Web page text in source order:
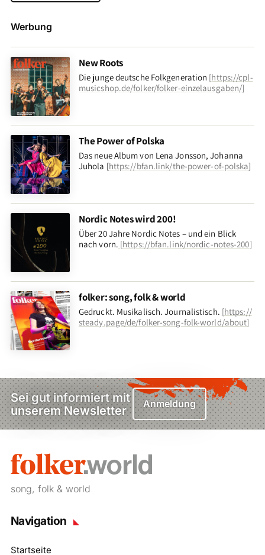
Werbung
New Roots
Die junge deutsche Folkgeneration [https://cpl-
musicshop.de/folker/folker-einzelausgaben/]
The Power of Polska
Das neue Album von Lena Jonsson, Johanna
Juhola [https://bfan.link/the-power-of-polska]
Nordic Notes wird 200!
Über 20 Jahre Nordic Notes – und ein Blick
nach vorn. [https://bfan.link/nordic-notes-200]
folker: song, folk & world
Gedruckt. Musikalisch. Journalistisch. [https://
steady.page/de/folker-song-folk-world/about]
Sei gut informiert mit
unserem Newsletter
Anmeldung
song, folk & world
Navigation
Startseite